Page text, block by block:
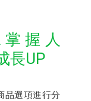
掌握人
長UP
品選項進行分